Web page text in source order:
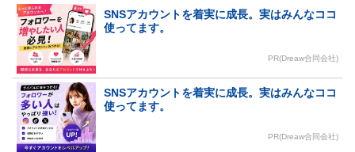
SNSアカウントを着実に成長。実はみんなココ
使ってます。
PR(Dreaw合同会社)
SNSアカウントを着実に成長。実はみんなココ
使ってます。
PR(Dreaw合同会社)